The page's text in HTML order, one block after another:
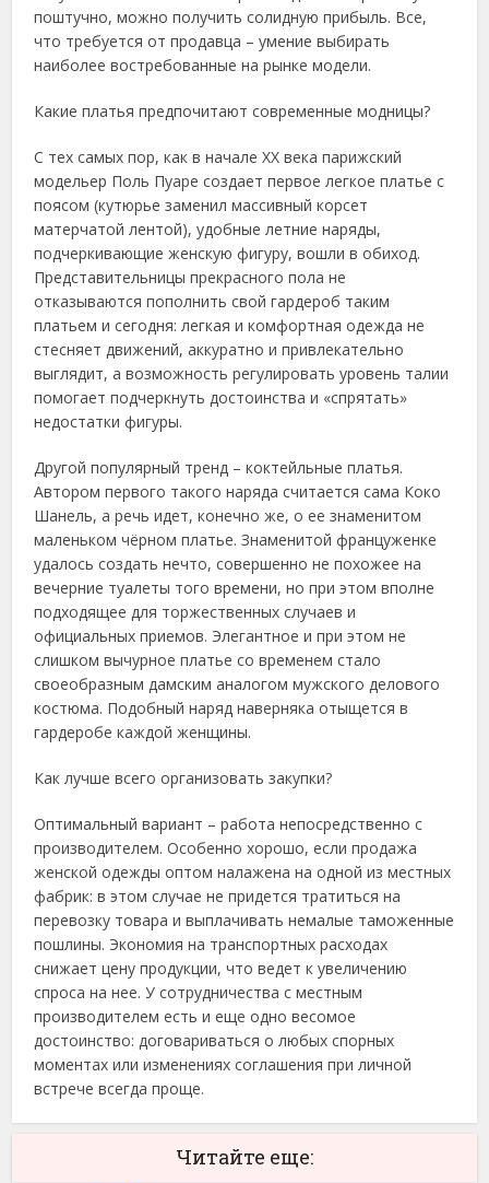
поштучно, можно получить солидную прибыль. Все,
что требуется от продавца – умение выбирать
наиболее востребованные на рынке модели.
Какие платья предпочитают современные модницы?
С тех самых пор, как в начале XX века парижский
модельер Поль Пуаре создает первое легкое платье с
поясом (кутюрье заменил массивный корсет
матерчатой лентой), удобные летние наряды,
подчеркивающие женскую фигуру, вошли в обиход.
Представительницы прекрасного пола не
отказываются пополнить свой гардероб таким
платьем и сегодня: легкая и комфортная одежда не
стесняет движений, аккуратно и привлекательно
выглядит, а возможность регулировать уровень талии
помогает подчеркнуть достоинства и «спрятать»
недостатки фигуры.
Другой популярный тренд – коктейльные платья.
Автором первого такого наряда считается сама Коко
Шанель, а речь идет, конечно же, о ее знаменитом
маленьком чёрном платье. Знаменитой француженке
удалось создать нечто, совершенно не похожее на
вечерние туалеты того времени, но при этом вполне
подходящее для торжественных случаев и
официальных приемов. Элегантное и при этом не
слишком вычурное платье со временем стало
своеобразным дамским аналогом мужского делового
костюма. Подобный наряд наверняка отыщется в
гардеробе каждой женщины.
Как лучше всего организовать закупки?
Оптимальный вариант – работа непосредственно с
производителем. Особенно хорошо, если продажа
женской одежды оптом налажена на одной из местных
фабрик: в этом случае не придется тратиться на
перевозку товара и выплачивать немалые таможенные
пошлины. Экономия на транспортных расходах
снижает цену продукции, что ведет к увеличению
спроса на нее. У сотрудничества с местным
производителем есть и еще одно весомое
достоинство: договариваться о любых спорных
моментах или изменениях соглашения при личной
встрече всегда проще.
Читайте еще: